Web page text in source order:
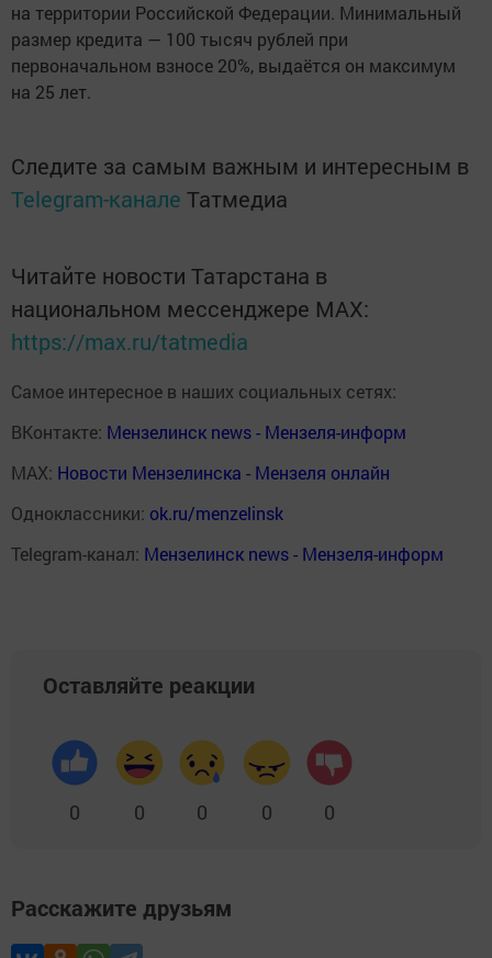
на территории Российской Федерации. Минимальный
размер кредита — 100 тысяч рублей при
первоначальном взносе 20%, выдаётся он максимум
на 25 лет.
Следите за самым важным и интересным в
Telegram-канале Татмедиа
Читайте новости Татарстана в
национальном мессенджере MАХ:
https://max.ru/tatmedia
Самое интересное в наших социальных сетях:
ВКонтакте: Мензелинск news - Мензеля-информ
MAX: Новости Мензелинска - Мензеля онлайн
Одноклассники: ok.ru/menzelinsk
Telegram-канал: Мензелинск news - Мензеля-информ
Оставляйте реакции
0 0 0 0 0
Расскажите друзьям